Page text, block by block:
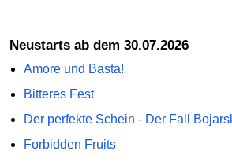
Neustarts ab dem 30.07.2026
Amore und Basta!
Bitteres Fest
Der perfekte Schein - Der Fall
Forbidden Fruits